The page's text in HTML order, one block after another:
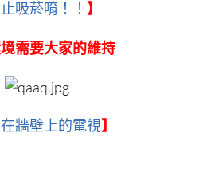
吸菸唷！！ 】
需要大家的維持
牆壁上的電視】